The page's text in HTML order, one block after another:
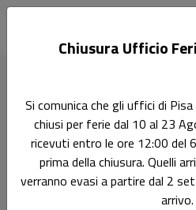
Ricerca
Transizioni e
Demografia e sviluppo in
Chiusura Ufficio
Si comunica che gli uffici di
chiusi per ferie dal 10 al 23
ricevuti entro le ore 12:00 del
prima della chiusura. Quelli
verranno evasi a partire dal 2
arrivo.